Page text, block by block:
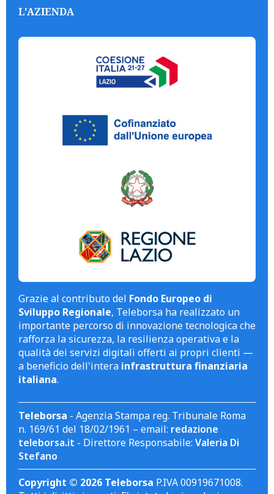
L'AZIENDA
Grazie al contributo del Fondo Europeo di
Sviluppo Regionale, Teleborsa ha realizzato un
importante percorso di innovazione tecnologica che
rafforza la sicurezza, la resilienza operativa e la
qualità dei servizi digitali offerti ai propri clienti —
a beneficio dell'intera infrastruttura finanziaria
italiana.
Teleborsa - Agenzia Stampa reg. Tribunale Roma
n. 169/61 del 18/02/1961 – email: redazione
teleborsa.it - Direttore Responsabile: Valeria Di
Stefano
Copyright © 2026 Teleborsa P.IVA 00919671008.